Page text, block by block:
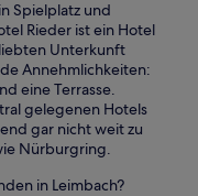
Spielplatz und
Rieder ist ein Hotel
Unterkunft
Annehmlichkeiten:
eine Terrasse.
gelegenen Hotels
gar nicht weit zu
Nürburgring.
in Leimbach?